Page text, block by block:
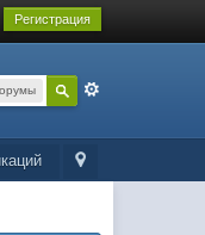
Регистрация